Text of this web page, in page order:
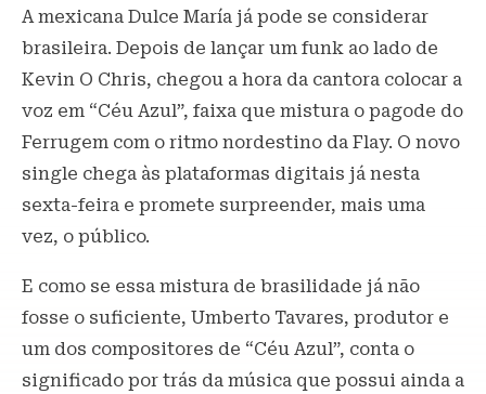
A mexicana Dulce María já pode se considerar
brasileira. Depois de lançar um funk ao lado de
Kevin O Chris, chegou a hora da cantora colocar a
voz em “Céu Azul”, faixa que mistura o pagode do
Ferrugem com o ritmo nordestino da Flay. O novo
single chega às plataformas digitais já nesta
sexta-feira e promete surpreender, mais uma
vez, o público.
E como se essa mistura de brasilidade já não
fosse o suficiente, Umberto Tavares, produtor e
um dos compositores de “Céu Azul”, conta o
significado por trás da música que possui ainda a